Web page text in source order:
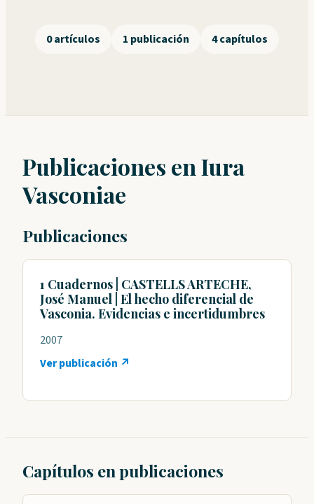
0 artículos 1 publicación 4 capítulos
Publicaciones en Iura
Vasconiae
Publicaciones
1 Cuadernos | CASTELLS ARTECHE,
José Manuel | El hecho diferencial de
Vasconia. Evidencias e incertidumbres
2007
Ver publicación ↗
Capítulos en publicaciones